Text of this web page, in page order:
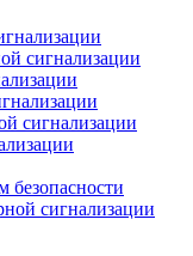
сигнализации
сигнализации
безопасности
сигнализации